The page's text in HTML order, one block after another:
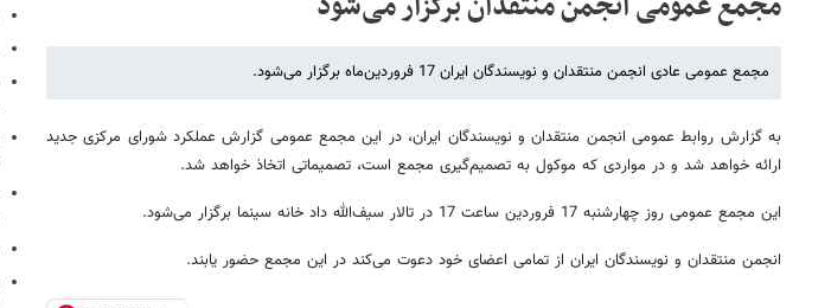
مجمع عمومی عادی انجمن منتقدان و نویسندگان ایران 17 فروردین‌ماه برگزار می‌شود.
به گزارش روابط عمومی انجمن منتقدان و نویسندگان ایران، در این مجمع عمومی گزارش عملکرد شورای مرکزی جدید
ارائه خواهد شد و در مواردی که موکول به تصمیم‌گیری مجمع است، تصمیماتی اتخاذ خواهد شد.
این مجمع عمومی روز چهارشنبه 17 فروردین ساعت 17 در تالار سیف‌الله داد خانه سینما برگزار می‌شود.
انجمن منتقدان و نویسندگان ایران از تمامی اعضای خود دعوت می‌کند در این مجمع حضور یابند.